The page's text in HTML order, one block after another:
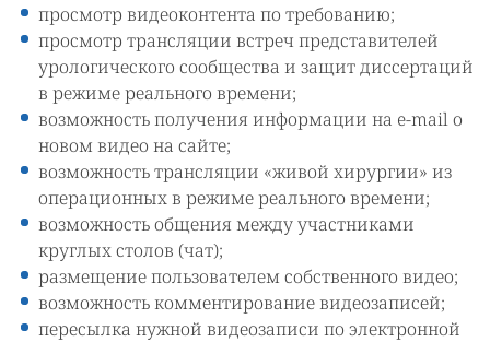
просмотр видеоконтента по требованию;
просмотр трансляции встреч представителей
урологического сообщества и защит диссертаций
в режиме реального времени;
возможность получения информации на e-mail о
новом видео на сайте;
возможность трансляции «живой хирургии» из
операционных в режиме реального времени;
возможность общения между участниками
круглых столов (чат);
размещение пользователем собственного видео;
возможность комментирование видеозаписей;
пересылка нужной видеозаписи по электронной